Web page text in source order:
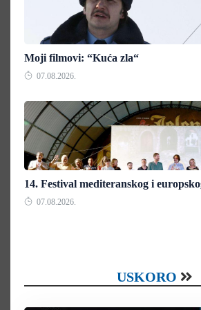
Moji filmovi: “Kuća zla“
07.08.2026.
14. Festival mediteranskog i
07.08.2026.
USKORO